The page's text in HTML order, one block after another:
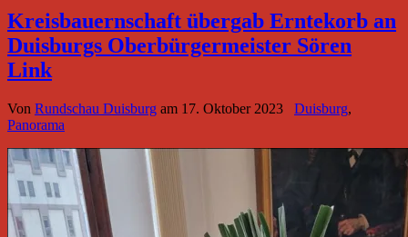
Kreisbauernschaft übergab Erntekorb an
Duisburgs Oberbürgermeister Sören
Link
Von Rundschau Duisburg am 17. Oktober 2023 Duisburg,
Panorama